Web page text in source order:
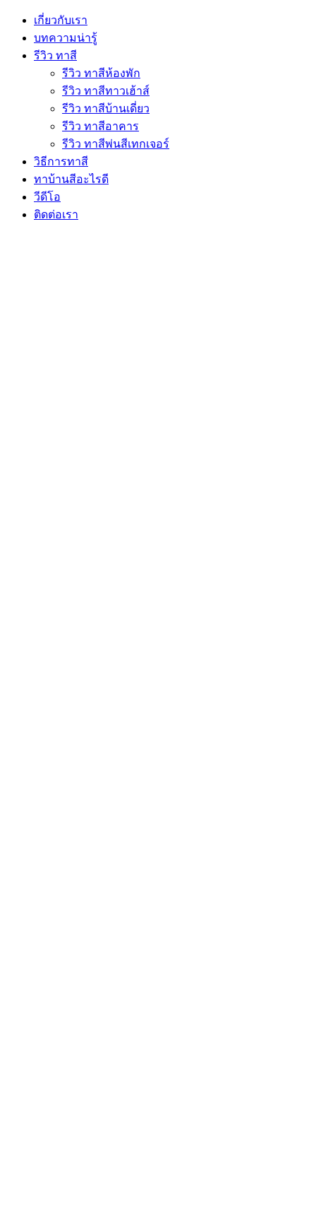
เกี่ยวกับเรา
บทความน่ารู้
รีวิว ทาสี
รีวิว ทาสีห้องพัก
รีวิว ทาสีทาวเฮ้าส์
รีวิว ทาสีบ้านเดี่ยว
รีวิว ทาสีอาคาร
รีวิว ทาสีพ่นสีเทกเจอร์
วิธีการทาสี
ทาบ้านสีอะไรดี
วีดีโอ
ติดต่อเรา